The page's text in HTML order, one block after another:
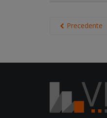
Precedente